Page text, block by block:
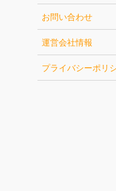
お問い合わせ
運営会社情報
プライバシーポリ